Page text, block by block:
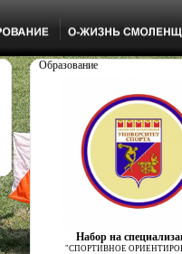
Образование
Набор на
"СПОРТИВНОЕ